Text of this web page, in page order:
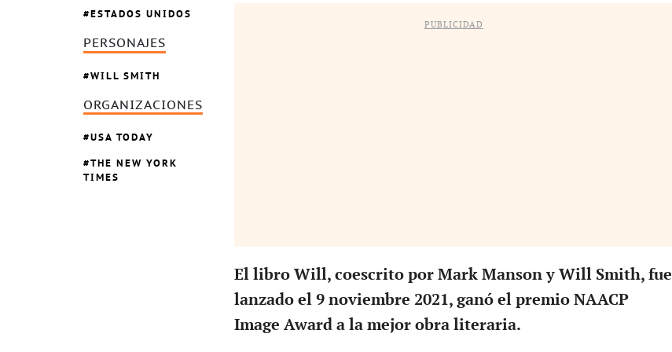
ESTADOS UNIDOS
PERSONAJES
WILL SMITH
ORGANIZACIONES
USA TODAY
THE NEW YORK
TIMES
PUBLICIDAD
El libro Will, coescrito por Mark Manson y Will Smith, fue
lanzado el 9 noviembre 2021, ganó el premio NAACP
Image Award a la mejor obra literaria.